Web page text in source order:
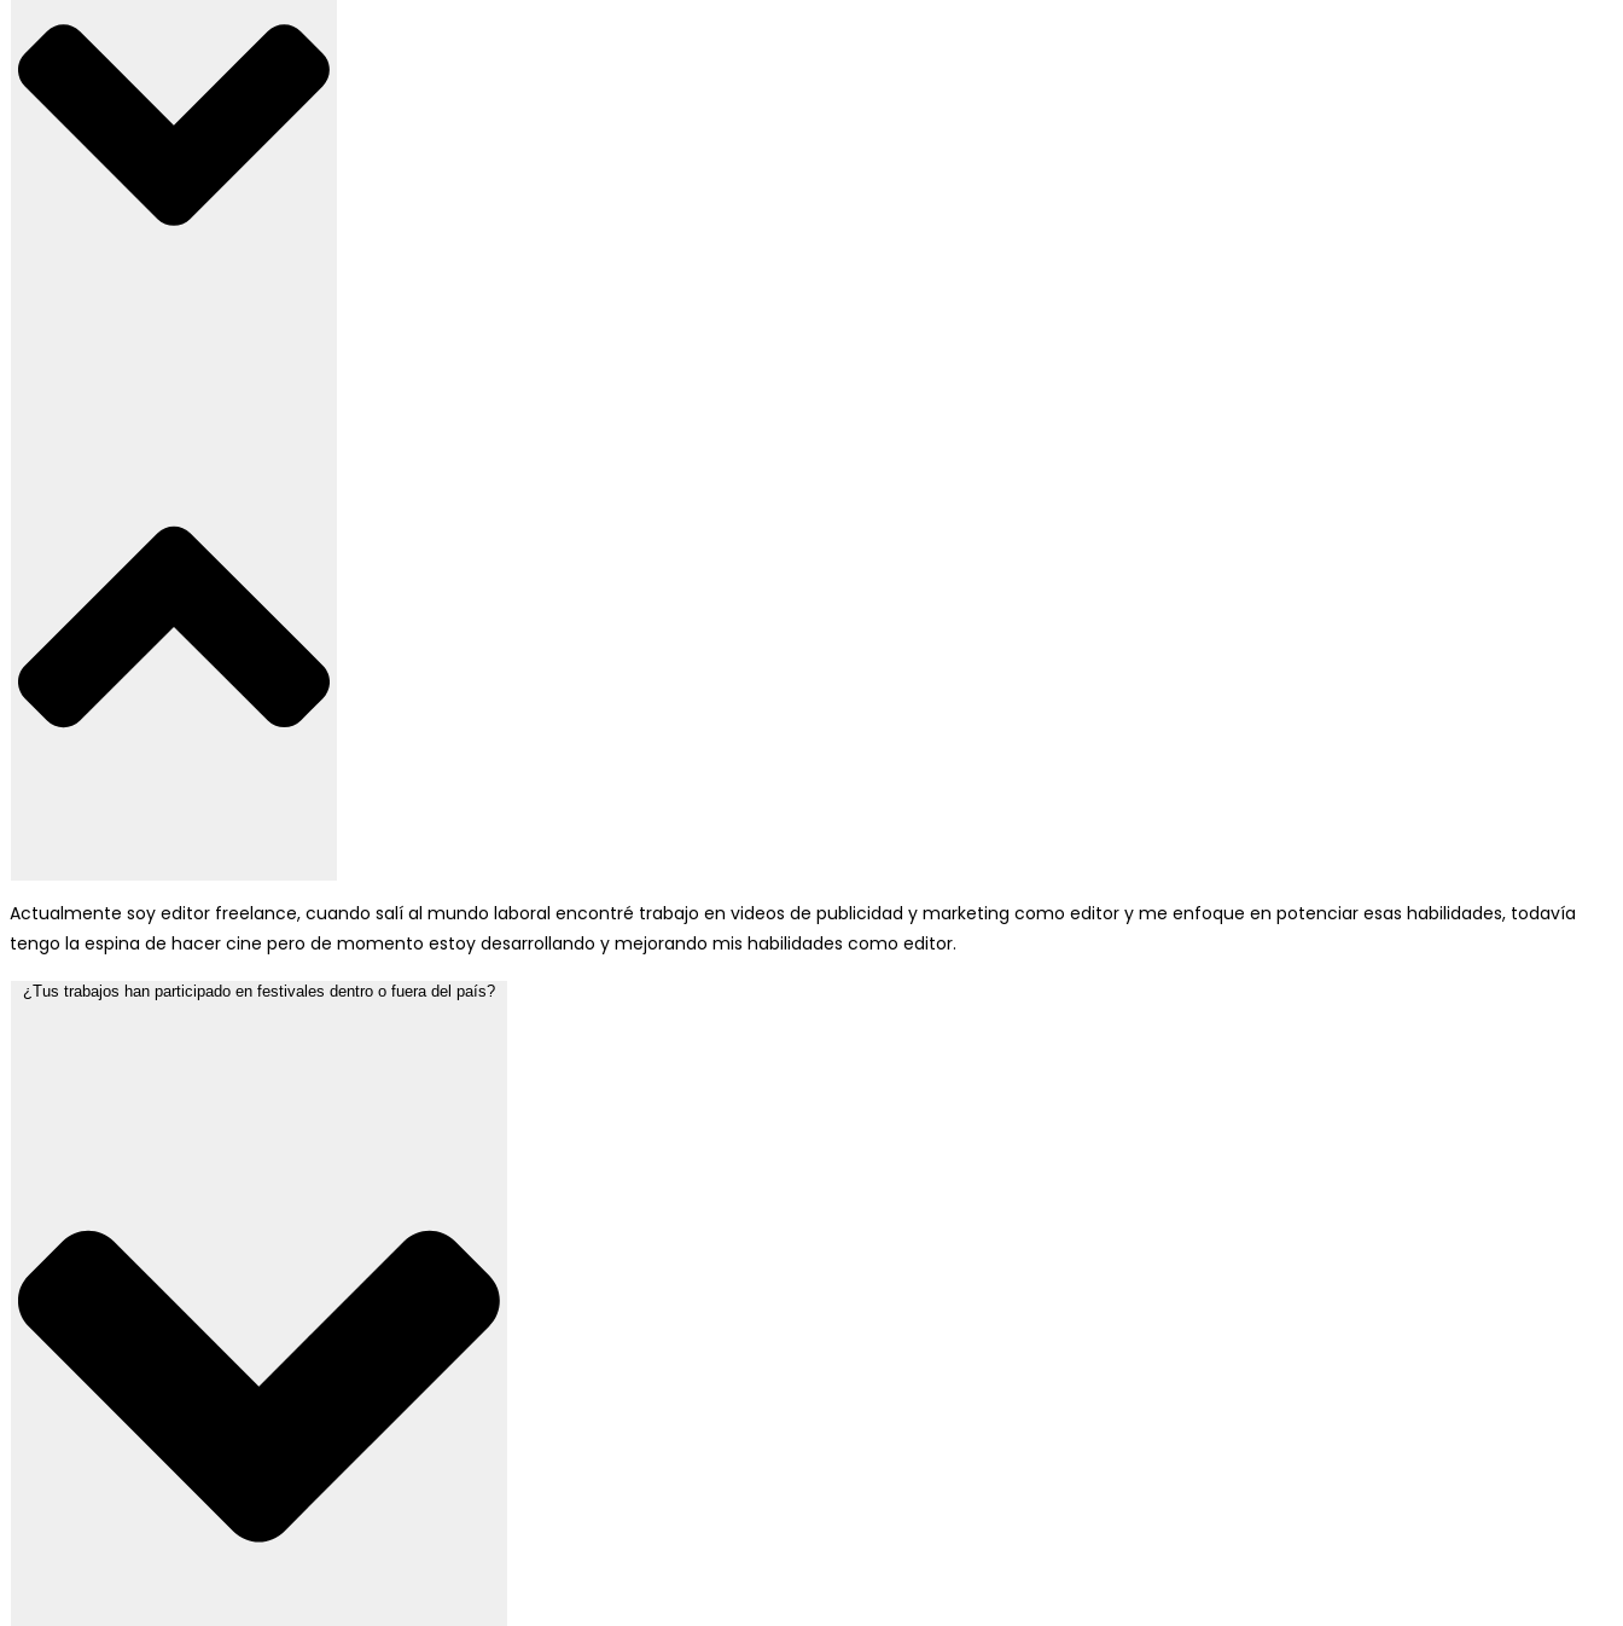
Actualmente soy editor freelance, cuando salí al mundo laboral encontré trabajo en videos de publicidad y marketing como editor y me enfoque en potenciar esas habilidades, todavía
tengo la espina de hacer cine pero de momento estoy desarrollando y mejorando mis habilidades como editor.
¿Tus trabajos han participado en festivales dentro o fuera del país?